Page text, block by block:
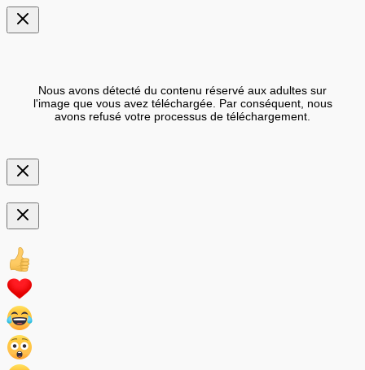
Nous avons détecté du contenu réservé aux adultes sur
l'image que vous avez téléchargée. Par conséquent, nous
avons refusé votre processus de téléchargement.